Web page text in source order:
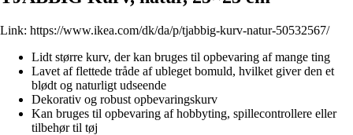
Link: https://www.ikea.com/dk/da/p/tjabbig-kurv-natur-50532567/
Lidt større kurv, der kan bruges til opbevaring af mange ting
Lavet af flettede tråde af ubleget bomuld, hvilket giver den et
blødt og naturligt udseende
Dekorativ og robust opbevaringskurv
Kan bruges til opbevaring af hobbyting, spillecontrollere eller
tilbehør til tøj